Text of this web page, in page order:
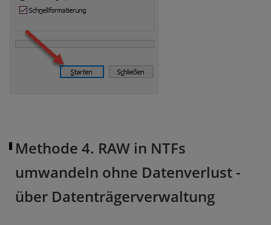
Methode 4. RAW in NTFs
umwandeln ohne Datenverlust -
über Datenträgerverwaltung